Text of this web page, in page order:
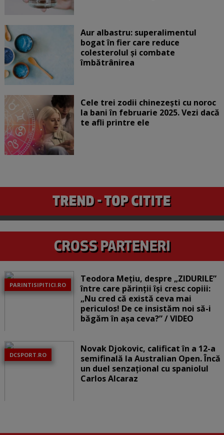
Aur albastru: superalimentul
bogat în fier care reduce
colesterolul și combate
îmbătrânirea
Cele trei zodii chinezești cu noroc
la bani în februarie 2025. Vezi dacă
te afli printre ele
PARINTISIPITICI.RO
Teodora Mețiu, despre „ZIDURILE”
între care părinții își cresc copiii:
„Nu cred că există ceva mai
periculos! De ce insistăm noi să-i
băgăm în așa ceva?” / VIDEO
DCSPORT.RO
Novak Djokovic, calificat în a 12-a
semifinală la Australian Open. Încă
un duel senzațional cu spaniolul
Carlos Alcaraz